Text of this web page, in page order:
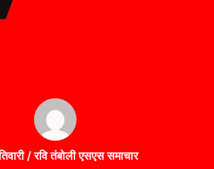
/ रवि तंबोली एसएस समाचार